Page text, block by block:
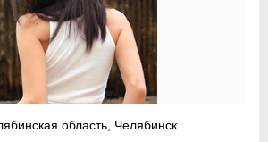
область, Челябинск